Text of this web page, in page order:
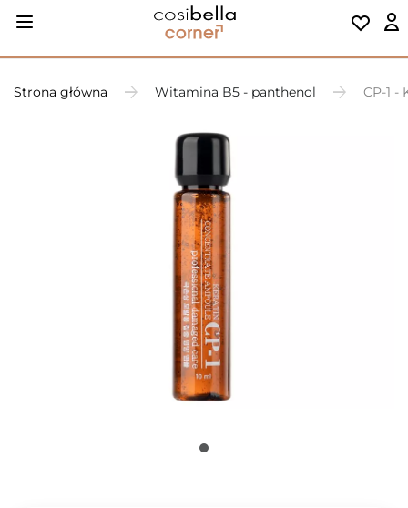
Strona główna Witamina B5 - panthenol CP-1 -